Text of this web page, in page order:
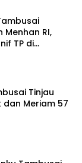
RI,
TP di
Tinjau
dan Meriam 57